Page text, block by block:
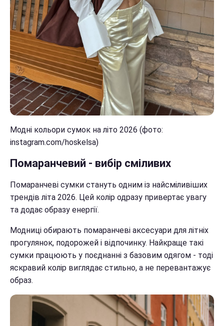
Модні кольори сумок на літо 2026 (фото:
instagram.com/hoskelsa)
Помаранчевий - вибір сміливих
Помаранчеві сумки стануть одним із найсміливіших
трендів літа 2026. Цей колір одразу привертає увагу
та додає образу енергії.
Модниці обирають помаранчеві аксесуари для літніх
прогулянок, подорожей і відпочинку. Найкраще такі
сумки працюють у поєднанні з базовим одягом - тоді
яскравий колір виглядає стильно, а не перевантажує
образ.